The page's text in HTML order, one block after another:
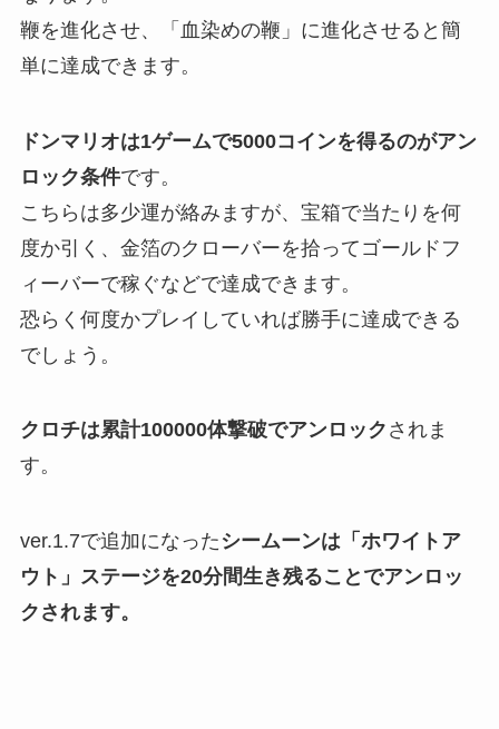
鞭を進化させ、「血染めの鞭」に進化させると簡
単に達成できます。
ドンマリオは1ゲームで5000コインを得るのがアン
ロック条件です。
こちらは多少運が絡みますが、宝箱で当たりを何
度か引く、金箔のクローバーを拾ってゴールドフ
ィーバーで稼ぐなどで達成できます。
恐らく何度かプレイしていれば勝手に達成できる
でしょう。
クロチは累計100000体撃破でアンロック されま
す。
ver.1.7で追加になった シームーンは「ホワイトア
ウト」ステージを20分間生き残ることでアンロッ
クされます。